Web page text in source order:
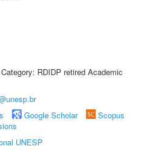
RDIDP retired Academic
Google Scholar
Scopus
UNESP